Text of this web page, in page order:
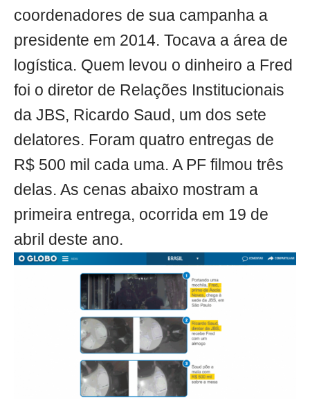
coordenadores de sua campanha a
presidente em 2014. Tocava a área de
logística. Quem levou o dinheiro a Fred
foi o diretor de Relações Institucionais
da JBS, Ricardo Saud, um dos sete
delatores. Foram quatro entregas de
R$ 500 mil cada uma. A PF filmou três
delas. As cenas abaixo mostram a
primeira entrega, ocorrida em 19 de
abril deste ano.